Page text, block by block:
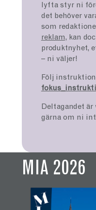
lyfta styr ni
det behöver
som
reklam, kan
produktnyhet,
– ni väljer!
Följ
Deltagandet
gärna om ni
MIA 2026